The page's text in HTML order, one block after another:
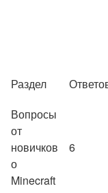
Раздел
Вопросы
от
новичков
о
Minecraft
6